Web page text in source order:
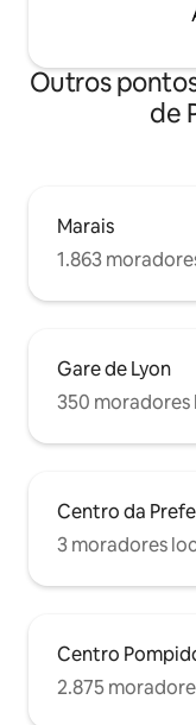
Outros
de
Marais
1.863
Gare de Lyon
350
Centro da
3 moradores
Centro
2.875